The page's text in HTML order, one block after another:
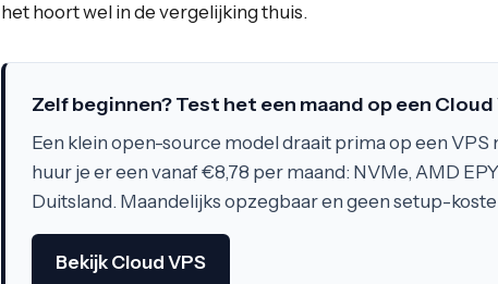
het hoort wel in de vergelijking thuis.
Zelf beginnen? Test het een maand op een Cloud
Een klein open-source model draait prima op een VPS
huur je er een vanaf €8,78 per maand: NVMe, AMD
Duitsland. Maandelijks opzegbaar en geen setup-
Bekijk Cloud VPS